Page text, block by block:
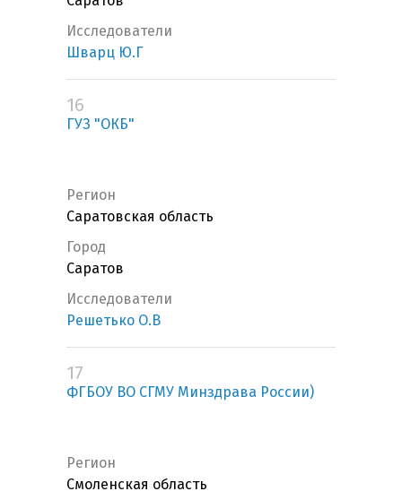
Исследователи
Шварц Ю.Г
16
ГУЗ "ОКБ"
Регион
Саратовская область
Город
Саратов
Исследователи
Решетько О.В
17
ФГБОУ ВО СГМУ Минздрава России)
Регион
Смоленская область